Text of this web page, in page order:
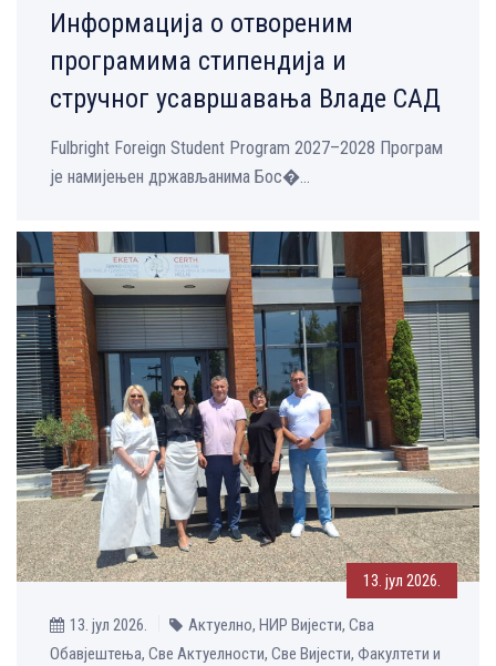
Информација о отвореним
програмима стипендија и
стручног усавршавања Владе САД
Fulbright Foreign Student Program 2027–2028 Програм
је намијењен држављанима Бос�...
13. јул 2026.
13. јул 2026.
Актуелно, НИР Вијести, Сва
Обавјештења, Све Aктуелности, Све Вијести, Факултети и